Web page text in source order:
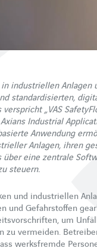
und
industriellen Anlagen
standardisierten,
verspricht „VAS
Industrial
Anwendung
Anlagen, ihren
über eine zentrale
steuern.
und industriellen
und Gefahrstoffen
um
zu vermeiden.
werksfremde